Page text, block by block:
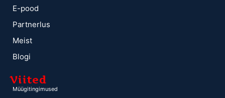
E-pood
Partnerlus
Meist
Blogi
Viited
Müügitingimused